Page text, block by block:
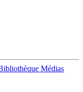
Médias